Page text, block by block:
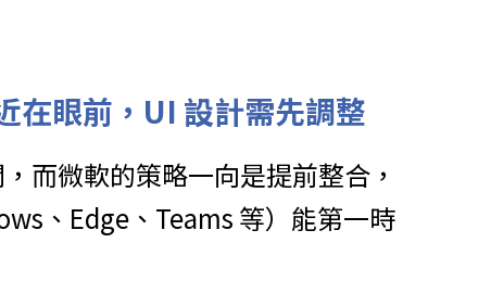
在眼前，UI 設計需先調整
而微軟的策略一向是提前整合，
、Edge、Teams 等）能第一時